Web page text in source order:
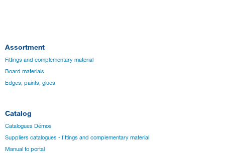
Assortment
Fittings and complementary material
Board materials
Edges, paints, glues
Catalog
Catalogues Démos
Suppliers catalogues - fittings and complementary material
Manual to portal